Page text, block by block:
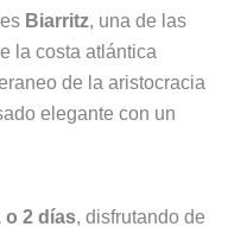
Biarritz, una de las
la costa atlántica
de la aristocracia
elegante con un
o 2 días, disfrutando de